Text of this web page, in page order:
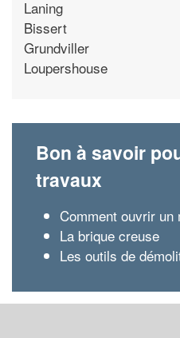
Laning
Bissert
Grundviller
Loupershouse
Bon à savoir
travaux
Comment ouvrir un
La brique creuse
Les outils de